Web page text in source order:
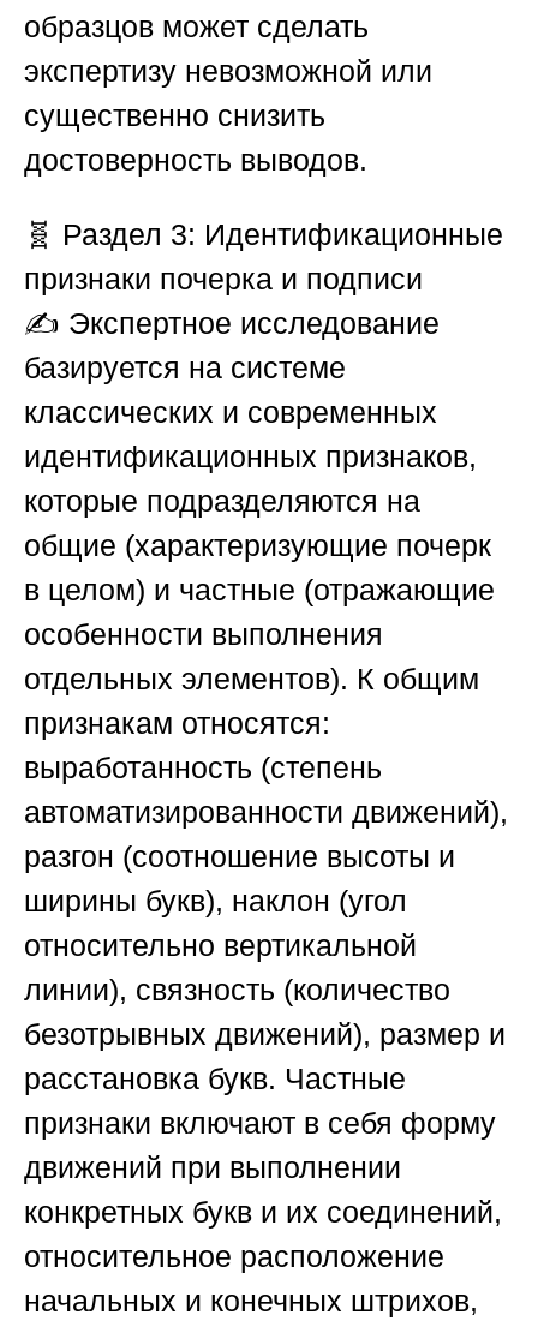
образцов может сделать
экспертизу невозможной или
существенно снизить
достоверность выводов.
🧬 Раздел 3: Идентификационные
признаки почерка и подписи
✍️ Экспертное исследование
базируется на системе
классических и современных
идентификационных признаков,
которые подразделяются на
общие (характеризующие почерк
в целом) и частные (отражающие
особенности выполнения
отдельных элементов). К общим
признакам относятся:
выработанность (степень
автоматизированности движений),
разгон (соотношение высоты и
ширины букв), наклон (угол
относительно вертикальной
линии), связность (количество
безотрывных движений), размер и
расстановка букв. Частные
признаки включают в себя форму
движений при выполнении
конкретных букв и их соединений,
относительное расположение
начальных и конечных штрихов,